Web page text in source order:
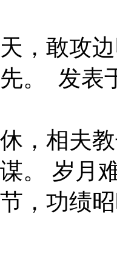
，敢攻
。 发表
，相夫
。 岁月
，功绩